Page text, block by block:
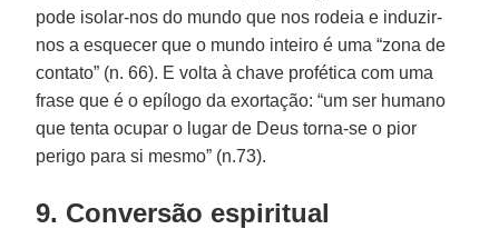
pode isolar-nos do mundo que nos rodeia e induzir-
nos a esquecer que o mundo inteiro é uma “zona de
contato” (n. 66). E volta à chave profética com uma
frase que é o epílogo da exortação: “um ser humano
que tenta ocupar o lugar de Deus torna-se o pior
perigo para si mesmo” (n.73).
9. Conversão espiritual